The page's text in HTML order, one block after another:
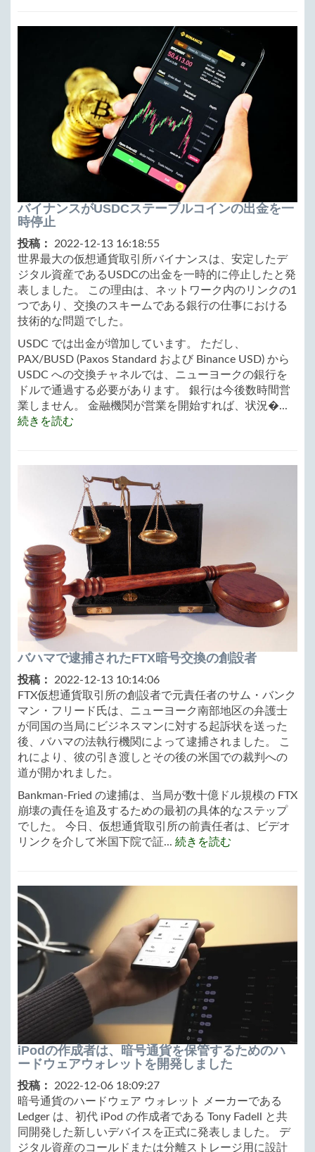
バイナンスがUSDCステーブルコインの出金を一
時停止
投稿：
2022-12-13 16:18:55
世界最大の仮想通貨取引所バイナンスは、安定したデ
ジタル資産であるUSDCの出金を一時的に停止したと発
表しました。 この理由は、ネットワーク内のリンクの1
つであり、交換のスキームである銀行の仕事における
技術的な問題でした。
USDC では出金が増加しています。 ただし、
PAX/BUSD (Paxos Standard および Binance USD) から
USDC への交換チャネルでは、ニューヨークの銀行を
ドルで通過する必要があります。 銀行は今後数時間営
業しません。 金融機関が営業を開始すれば、状況�...
続きを読む
バハマで逮捕されたFTX暗号交換の創設者
投稿：
2022-12-13 10:14:06
FTX仮想通貨取引所の創設者で元責任者のサム・バンク
マン・フリード氏は、ニューヨーク南部地区の弁護士
が同国の当局にビジネスマンに対する起訴状を送った
後、バハマの法執行機関によって逮捕されました。 こ
れにより、彼の引き渡しとその後の米国での裁判への
道が開かれました。
Bankman-Fried の逮捕は、当局が数十億ドル規模の FTX
崩壊の責任を追及するための最初の具体的なステップ
でした。 今日、仮想通貨取引所の前責任者は、ビデオ
リンクを介して米国下院で証... 続きを読む
iPodの作成者は、暗号通貨を保管するためのハ
ードウェアウォレットを開発しました
投稿：
2022-12-06 18:09:27
暗号通貨のハードウェア ウォレット メーカーである
Ledger は、初代 iPod の作成者である Tony Fadell と共
同開発した新しいデバイスを正式に発表しました。 デ
ジタル資産のコールドまたは分離ストレージ用に設計